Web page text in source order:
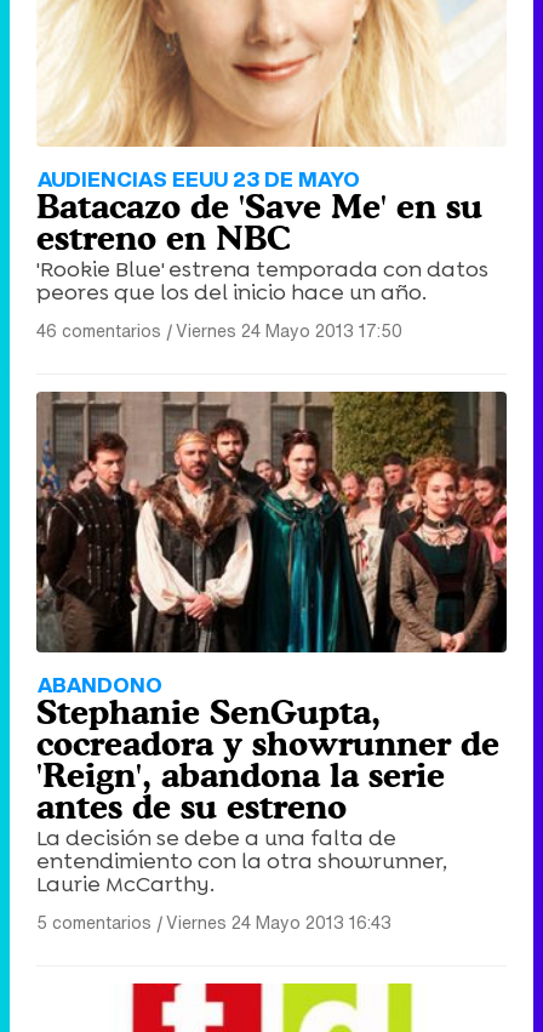
AUDIENCIAS EEUU 23 DE MAYO
Batacazo de 'Save Me' en su
estreno en NBC
'Rookie Blue' estrena temporada con datos
peores que los del inicio hace un año.
46 comentarios |Viernes 24 Mayo 2013 17:50
ABANDONO
Stephanie SenGupta,
cocreadora y showrunner de
'Reign', abandona la serie
antes de su estreno
La decisión se debe a una falta de
entendimiento con la otra showrunner,
Laurie McCarthy.
5 comentarios |Viernes 24 Mayo 2013 16:43